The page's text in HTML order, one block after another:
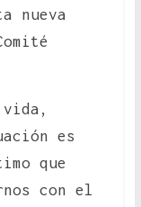
nueva
vida,
es
que
con el